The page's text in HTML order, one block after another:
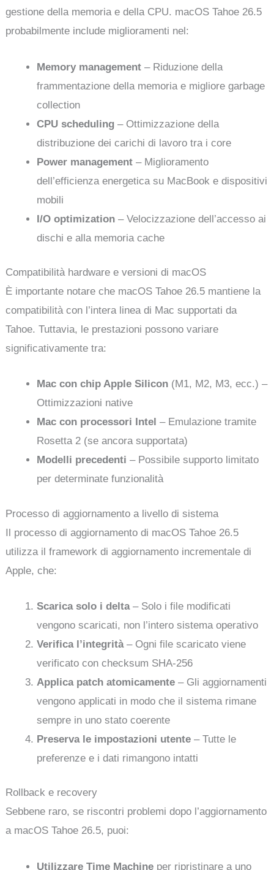
gestione della memoria e della CPU. macOS Tahoe 26.5
probabilmente include miglioramenti nel:
Memory management – Riduzione della
frammentazione della memoria e migliore garbage
collection
CPU scheduling – Ottimizzazione della
distribuzione dei carichi di lavoro tra i core
Power management – Miglioramento
dell’efficienza energetica su MacBook e dispositivi
mobili
I/O optimization – Velocizzazione dell’accesso ai
dischi e alla memoria cache
Compatibilità hardware e versioni di macOS
È importante notare che macOS Tahoe 26.5 mantiene la
compatibilità con l’intera linea di Mac supportati da
Tahoe. Tuttavia, le prestazioni possono variare
significativamente tra:
Mac con chip Apple Silicon (M1, M2, M3, ecc.) –
Ottimizzazioni native
Mac con processori Intel – Emulazione tramite
Rosetta 2 (se ancora supportata)
Modelli precedenti – Possibile supporto limitato
per determinate funzionalità
Processo di aggiornamento a livello di sistema
Il processo di aggiornamento di macOS Tahoe 26.5
utilizza il framework di aggiornamento incrementale di
Apple, che:
Scarica solo i delta– Solo i file modificati
vengono scaricati, non l’intero sistema operativo
Verifica l’integrità– Ogni file scaricato viene
verificato con checksum SHA-256
Applica patch atomicamente – Gli aggiornamenti
vengono applicati in modo che il sistema rimane
sempre in uno stato coerente
Preserva le impostazioni utente – Tutte le
preferenze e i dati rimangono intatti
Rollback e recovery
Sebbene raro, se riscontri problemi dopo l’aggiornamento
a macOS Tahoe 26.5, puoi:
Utilizzare Time Machine per ripristinare a uno